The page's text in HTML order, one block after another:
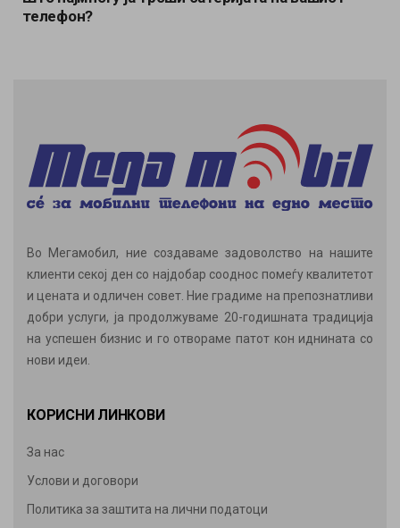
телефон?
Во Мегамобил, ние создаваме задоволство на нашите
клиенти секој ден со најдобар сооднос помеѓу квалитетот
и цената и одличен совет. Ние градиме на препознатливи
добри услуги, ја продолжуваме 20-годишната традиција
на успешен бизнис и го отвораме патот кон иднината со
нови идеи.
КОРИСНИ ЛИНКОВИ
За нас
Услови и договори
Политика за заштита на лични податоци